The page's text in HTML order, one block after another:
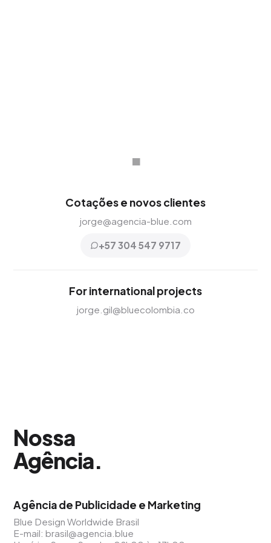
.
Cotações e novos clientes
jorge@agencia-blue.com
+57 304 547 9717
For international projects
jorge.gil@bluecolombia.co
Nossa
Agência.
Agência de Publicidade e Marketing
Blue Design Worldwide Brasil
E-mail:brasil@agencia.blue